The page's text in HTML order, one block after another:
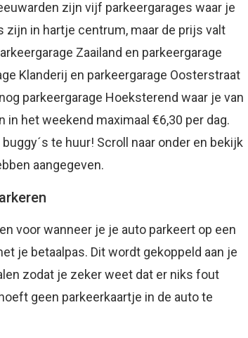
zijn vijf parkeergarages waar je
zijn in hartje centrum, maar de prijs valt
Zaailand en parkeergarage
Klanderij en parkeergarage Oosterstraat
parkeergarage Hoeksterend waar je van
in het weekend maximaal €6,30 per dag.
te huur! Scroll naar onder en bekijk
aangegeven.
voor wanneer je je auto parkeert op een
je betaalpas. Dit wordt gekoppeld aan je
zodat je zeker weet dat er niks fout
geen parkeerkaartje in de auto te